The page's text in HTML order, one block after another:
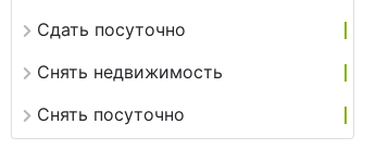
Сдать посуточно
Снять недвижимость
Снять посуточно